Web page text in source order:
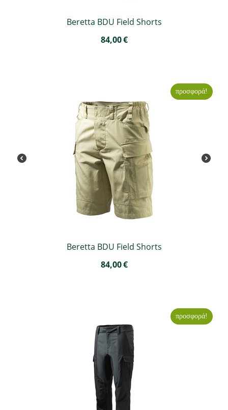
Beretta BDU Field Shorts
84,00€
προσφορά!
Beretta BDU Field Shorts
84,00€
προσφορά!